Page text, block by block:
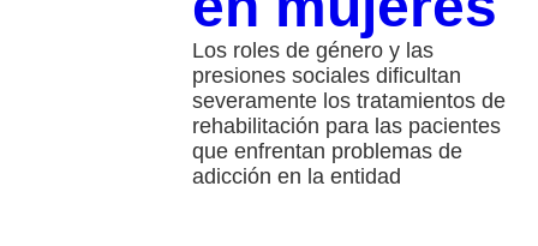
Los roles de género y las
presiones sociales dificultan
severamente los tratamientos de
rehabilitación para las pacientes
que enfrentan problemas de
adicción en la entidad